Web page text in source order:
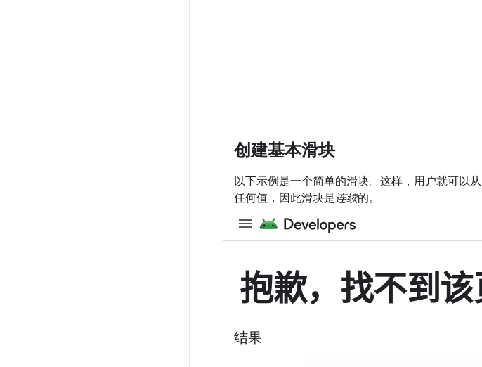
创建基本滑块
以下示例是一个简单的滑块。这样，用户就可以从
任何值，因此滑块是连续的。
结果